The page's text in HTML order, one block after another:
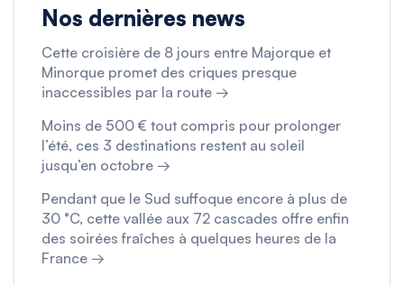
Nos dernières news
Cette croisière de 8 jours entre Majorque et
Minorque promet des criques presque
inaccessibles par la route →
Moins de 500 € tout compris pour prolonger
l’été, ces 3 destinations restent au soleil
jusqu’en octobre →
Pendant que le Sud suffoque encore à plus de
30 °C, cette vallée aux 72 cascades offre enfin
des soirées fraîches à quelques heures de la
France →